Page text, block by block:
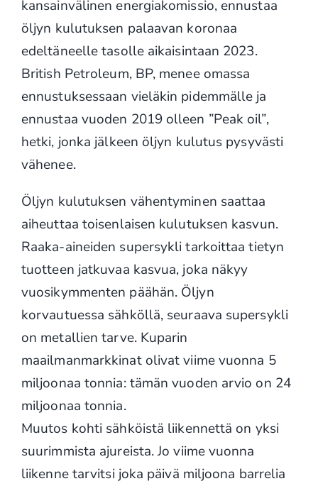
kansainvälinen energiakomissio, ennustaa
öljyn kulutuksen palaavan koronaa
edeltäneelle tasolle aikaisintaan 2023.
British Petroleum, BP, menee omassa
ennustuksessaan vieläkin pidemmälle ja
ennustaa vuoden 2019 olleen ”Peak oil”,
hetki, jonka jälkeen öljyn kulutus pysyvästi
vähenee.
Öljyn kulutuksen vähentyminen saattaa
aiheuttaa toisenlaisen kulutuksen kasvun.
Raaka-aineiden supersykli tarkoittaa tietyn
tuotteen jatkuvaa kasvua, joka näkyy
vuosikymmenten päähän. Öljyn
korvautuessa sähköllä, seuraava supersykli
on metallien tarve. Kuparin
maailmanmarkkinat olivat viime vuonna 5
miljoonaa tonnia: tämän vuoden arvio on 24
miljoonaa tonnia.
Muutos kohti sähköistä liikennettä on yksi
suurimmista ajureista. Jo viime vuonna
liikenne tarvitsi joka päivä miljoona barrelia